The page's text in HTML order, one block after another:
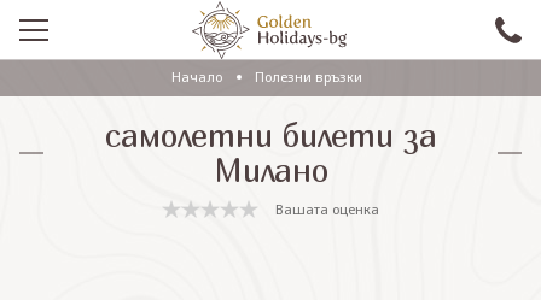
ПРОМО
EКСКУРЗИИ СЪС САМОЛЕТ
ЕКСКУРЗИИ С АВТОБУС
Начало Полезни връзки
самолетни билети за
Милано
Вашата оценка